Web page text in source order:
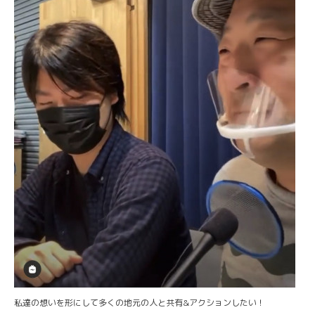
私達の想いを形にして多くの地元の人と共有&アクションしたい！